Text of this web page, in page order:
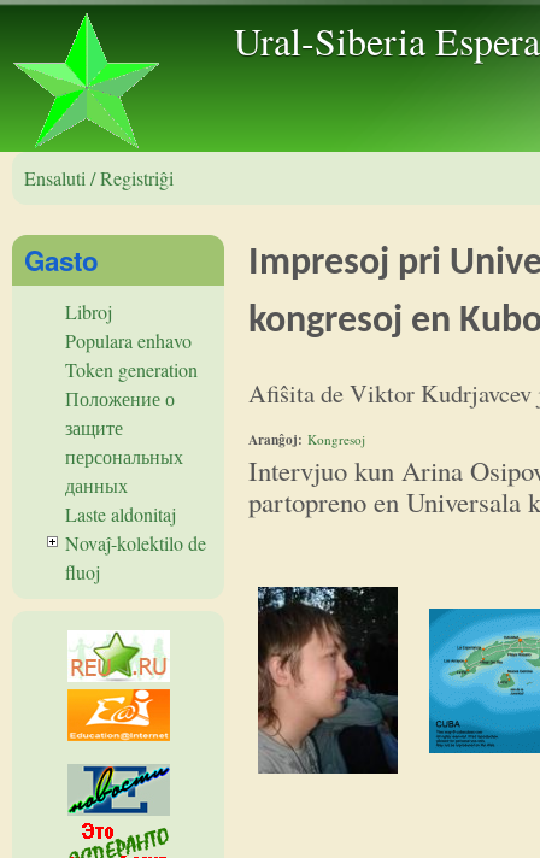
Ural-Siberia
Ensaluti / Registriĝi
Impresoj pri
kongresoj en
Afiŝita deViktor Kudrjavcev
Aranĝoj: Kongresoj
Intervjuo kun Arina
partopreno en Universala
Gasto
Libroj
Populara enhavo
Token generation
Положение о
защите
персональных
данных
Laste aldonitaj
Novaĵ-kolektilo de
fluoj